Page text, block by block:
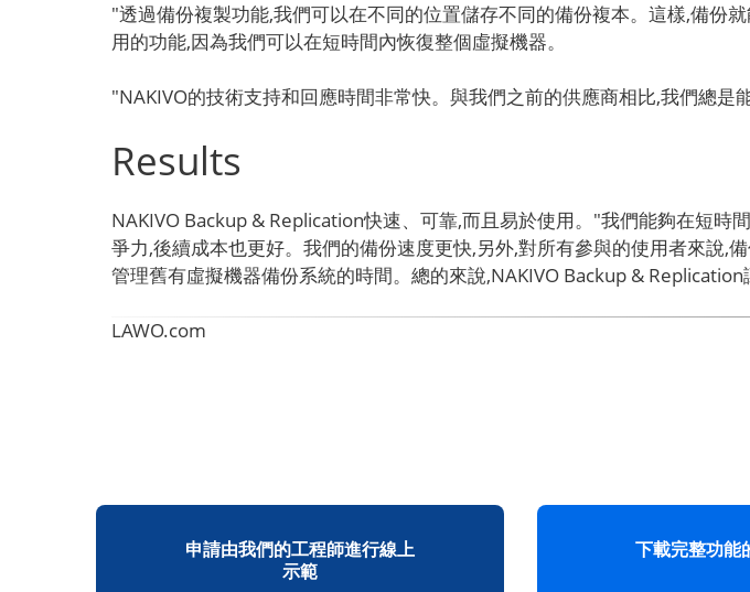
"透過備份複製功能,我們可以在不同的位置儲存不同的備份複本。這樣,備
用的功能,因為我們可以在短時間內恢復整個虛擬機器。
"NAKIVO的技術支持和回應時間非常快。與我們之前的供應商相比,我們總是
Results
NAKIVO Backup & Replication快速、可靠,而且易於使用。"我們能夠在短
爭力,後續成本也更好。我們的備份速度更快,另外,對所有參與的使用者來說,
管理舊有虛擬機器備份系統的時間。總的來說,NAKIVO Backup &
LAWO.com
申請由我們的工程師進行線上
示範
下載完整功能